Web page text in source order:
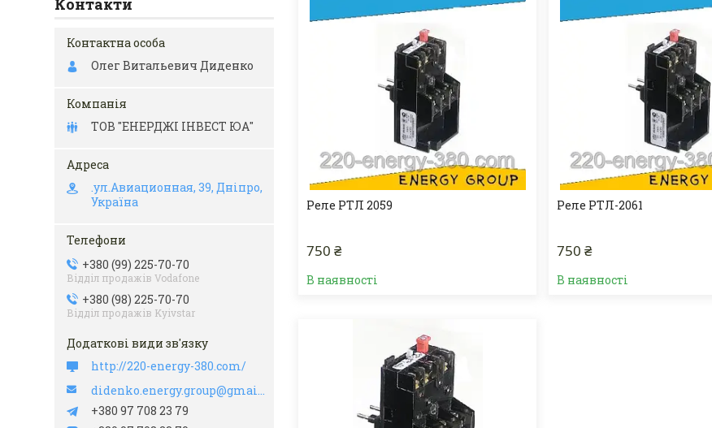
Реле РТЛ 2059
750 ₴
В наявності
Реле РТЛ-2061
750 ₴
В наявності
Контакти
Олег Витальевич Диденко
ТОВ "ЕНЕРДЖІ ІНВЕСТ ЮА"
.ул.Авиационная, 39, Дніпро,
Україна
+380 (99) 225-70-70
Відділ продажів Vodafone
+380 (98) 225-70-70
Відділ продажів Kyivstar
http://220-energy-380.com/
didenko.energy.group@gmail.com
+380 97 708 23 79